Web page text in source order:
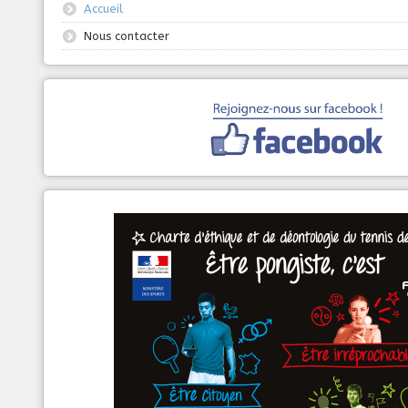
Accueil
Nous contacter